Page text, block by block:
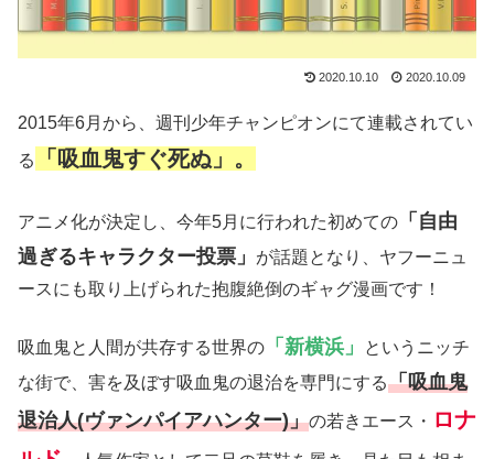
2020.10.10 2020.10.09
2015年6月から、週刊少年チャンピオンにて連載されてい
る
「吸血鬼すぐ死ぬ」。
アニメ化が決定し、今年5月に行われた初めての 「自由
過ぎるキャラクター投票」
が話題となり、ヤフーニュ
ースにも取り上げられた抱腹絶倒のギャグ漫画です！
吸血鬼と人間が共存する世界の 「新横浜」
というニッチ
な街で、害を及ぼす吸血鬼の退治を専門にする「吸血鬼
退治人(ヴァンパイアハンター)」の若きエース・ ロナ